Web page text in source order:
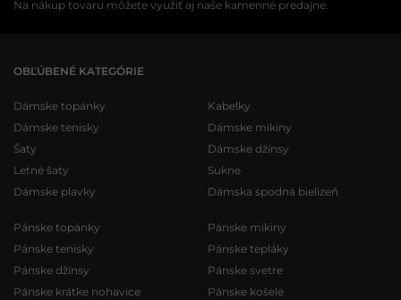
Na nákup tovaru môžete využiť aj naše kamenné predajne.
OBĽÚBENÉ KATEGÓRIE
Dámske topánky
Dámske tenisky
Šaty
Letné šaty
Dámske plavky
Kabelky
Dámske mikiny
Dámske džínsy
Sukne
Dámska spodná bielizeň
Pánske topánky
Pánske tenisky
Pánske džínsy
Pánske krátke nohavice
Pánske mikiny
Pánske tepláky
Pánske svetre
Pánske košele